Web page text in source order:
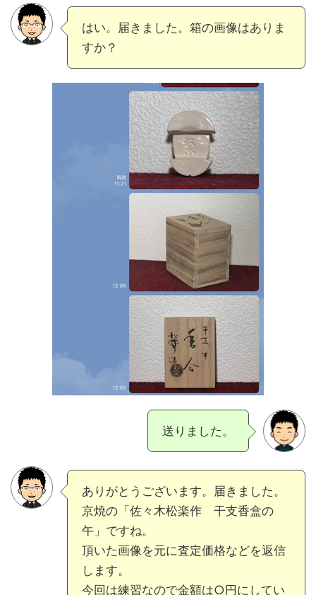
はい。届きました。箱の画像はありま
すか？
送りました。
ありがとうございます。届きました。
京焼の「佐々木松楽作 干支香盒の
午」ですね。
頂いた画像を元に査定価格などを返信
します。
今回は練習なので金額は○円にしてい